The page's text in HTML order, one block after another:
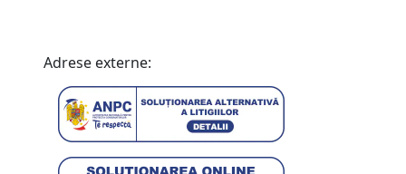
Adrese externe: